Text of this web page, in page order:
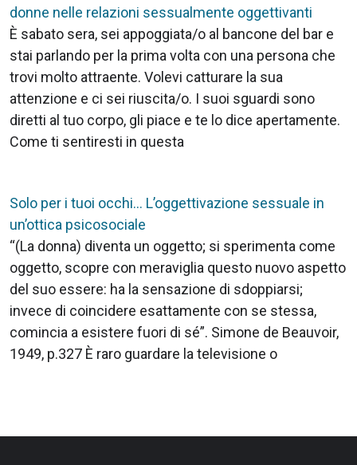
donne nelle relazioni sessualmente oggettivanti
È sabato sera, sei appoggiata/o al bancone del bar e
stai parlando per la prima volta con una persona che
trovi molto attraente. Volevi catturare la sua
attenzione e ci sei riuscita/o. I suoi sguardi sono
diretti al tuo corpo, gli piace e te lo dice apertamente.
Come ti sentiresti in questa
Solo per i tuoi occhi… L’oggettivazione sessuale in
un’ottica psicosociale
“(La donna) diventa un oggetto; si sperimenta come
oggetto, scopre con meraviglia questo nuovo aspetto
del suo essere: ha la sensazione di sdoppiarsi;
invece di coincidere esattamente con se stessa,
comincia a esistere fuori di sé”. Simone de Beauvoir,
1949, p.327 È raro guardare la televisione o